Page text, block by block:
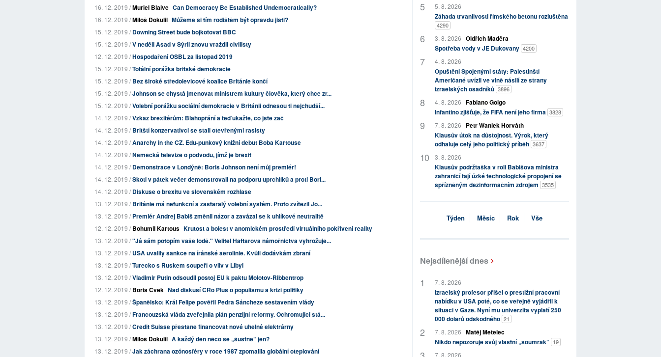
16. 12. 2019 /Muriel Blaive Can Democracy Be Established Undemocratically?
16. 12. 2019 /Miloš Dokulil Můžeme si tím rodištěm být opravdu jisti?
15. 12. 2019 /Downing Street bude bojkotovat BBC
15. 12. 2019 /V neděli Asad v Sýrii znovu vraždil civilisty
12. 12. 2019 /Hospodaření OSBL za listopad 2019
15. 12. 2019 /Totální porážka britské demokracie
15. 12. 2019 /Bez široké středolevicové koalice Británie končí
15. 12. 2019 /Johnson se chystá jmenovat ministrem kultury člověka, který chce zr...
15. 12. 2019 /Volební porážku sociální demokracie v Británii odnesou ti nejchudší...
14. 12. 2019 /Vzkaz brexitérům: Blahopřání a teď ukažte, co jste zač
14. 12. 2019 /Britští konzervativci se stali otevřenými rasisty
14. 12. 2019 /Anarchy in the CZ. Edu-punkový knižní debut Boba Kartouse
14. 12. 2019 /Německá televize o podvodu, jímž je brexit
14. 12. 2019 /Demonstrace v Londýně: Boris Johnson není můj premiér!
14. 12. 2019 /Skoti v pátek večer demonstrovali na podporu uprchlíků a proti Bori...
14. 12. 2019 /Diskuse o brexitu ve slovenském rozhlase
13. 12. 2019 /Británie má nefunkční a zastaralý volební systém. Proto zvítězil Jo...
13. 12. 2019 /Premiér Andrej Babiš změnil názor a zavázal se k uhlíkové neutralitě
12. 12. 2019 /Bohumil Kartous Krutost a bolest v anomickém prostředí virtuálního pokřivení reality
13. 12. 2019 /"Já sám potopím vaše lodě." Velitel Haftarova námořnictva vyhrožuje...
13. 12. 2019 /USA uvalily sankce na íránské aerolinie. Kvůli dodávkám zbraní
13. 12. 2019 /Turecko s Ruskem soupeří o vliv v Libyi
13. 12. 2019 /Vladimir Putin odsoudil postoj EU k paktu Molotov-Ribbentrop
12. 12. 2019 /Boris Cvek Nad diskusí ČRo Plus o populismu a krizi politiky
13. 12. 2019 /Španělsko: Král Felipe pověřil Pedra Sáncheze sestavením vlády
13. 12. 2019 /Francouzská vláda zveřejnila plán penzijní reformy. Ochromující stá...
13. 12. 2019 /Credit Suisse přestane financovat nové uhelné elektrárny
13. 12. 2019 /Miloš Dokulil A každý den něco se „šustne“ jen?
13. 12. 2019 /Jak záchrana ozónosféry v roce 1987 zpomalila globální oteplování
5. 8. 2026
Záhada trvanlivosti římského betonu rozluštěna
4290
3. 8. 2026 Oldřich Maděra
Spotřeba vody v JE Dukovany 4200
4. 8. 2026
Opuštěni Spojenými státy: Palestinští
Američané uvízli ve vlně násilí ze strany
izraelských osadníků 3896
4. 8. 2026 Fabiano Golgo
Infantino zjišťuje, že FIFA není jeho firma 3828
7. 8. 2026
Petr Waniek Horváth
Klausův útok na důstojnost. Výrok, který
odhaluje celý jeho politický příběh 3637
3. 8. 2026
Klausův podržtaška v roli Babišova ministra
zahraničí tají úzké technologické propojení se
spřízněným dezinformačním zdrojem 3535
Týden Měsíc Rok Vše
Nejsdílenější dnes
7. 8. 2026
Izraelský profesor přišel o prestižní pracovní
nabídku v USA poté, co se veřejně vyjádřil k
situaci v Gaze. Nyní mu univerzita vyplatí 250
000 dolarů odškodného 21
7. 8. 2026 Matěj Metelec
Nikdo nepozoruje svůj vlastní „soumrak“ 19
7. 8. 2026